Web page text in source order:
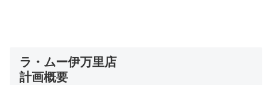
ラ・ムー伊万里店
計画概要